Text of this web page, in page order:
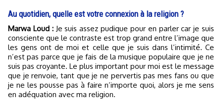
Au quotidien, quelle est votre connexion à la religion ?
Marwa Loud :Je suis assez pudique pour en parler car je suis
consciente que le contraste est trop grand entre l’image que
les gens ont de moi et celle que je suis dans l’intimité. Ce
n’est pas parce que je fais de la musique populaire que je ne
suis pas croyante. Le plus important pour moi est le message
que je renvoie, tant que je ne pervertis pas mes fans ou que
je ne les pousse pas à faire n’importe quoi, alors je me sens
en adéquation avec ma religion.